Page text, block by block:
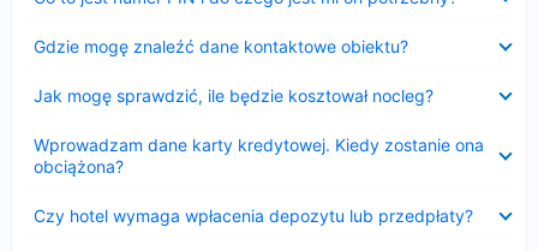
Gdzie mogę znaleźć dane kontaktowe obiektu?
Jak mogę sprawdzić, ile będzie kosztował nocleg?
Wprowadzam dane karty kredytowej. Kiedy zostanie ona
obciążona?
Czy hotel wymaga wpłacenia depozytu lub przedpłaty?